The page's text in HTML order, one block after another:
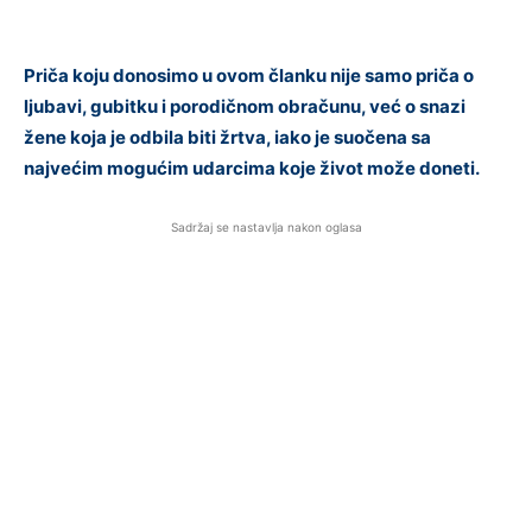
Priča koju donosimo u ovom članku nije samo priča o
ljubavi, gubitku i porodičnom obračunu, već o snazi
žene koja je odbila biti žrtva, iako je suočena sa
najvećim mogućim udarcima koje život može doneti.
Sadržaj se nastavlja nakon oglasa